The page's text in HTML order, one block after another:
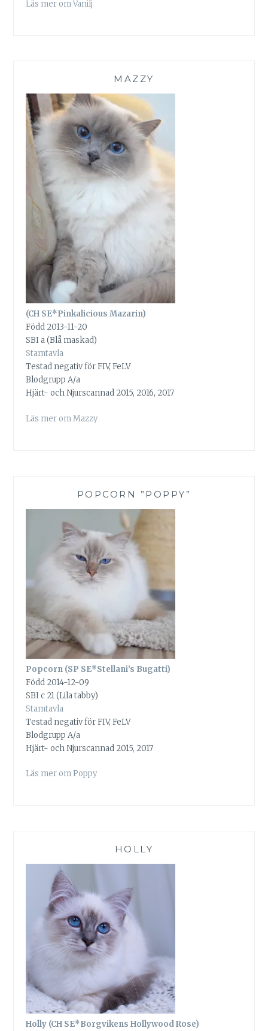
Läs mer om Vanilj
MAZZY
(CH SE*Pinkalicious Mazarin)
Född 2013-11-20
SBI a (Blå maskad)
Stamtavla
Testad negativ för FIV, FeLV
Blodgrupp A/a
Hjärt- och Njurscannad 2015, 2016, 2017
Läs mer om Mazzy
POPCORN ”POPPY”
Popcorn (SP SE*Stellani’s Bugatti)
Född 2014-12-09
SBI c 21 (Lila tabby)
Stamtavla
Testad negativ för FIV, FeLV
Blodgrupp A/a
Hjärt- och Njurscannad 2015, 2017
Läs mer om Poppy
HOLLY
Holly (CH SE*Borgvikens Hollywood Rose)